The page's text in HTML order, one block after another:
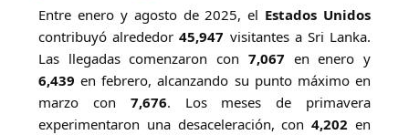
Entre enero y agosto de 2025, el Estados Unidos
contribuyó alrededor45,947 visitantes a Sri Lanka.
Las llegadas comenzaron con 7,067 en enero y
6,439 en febrero, alcanzando su punto máximo en
marzo con 7,676. Los meses de primavera
experimentaron una desaceleración, con4,202 en